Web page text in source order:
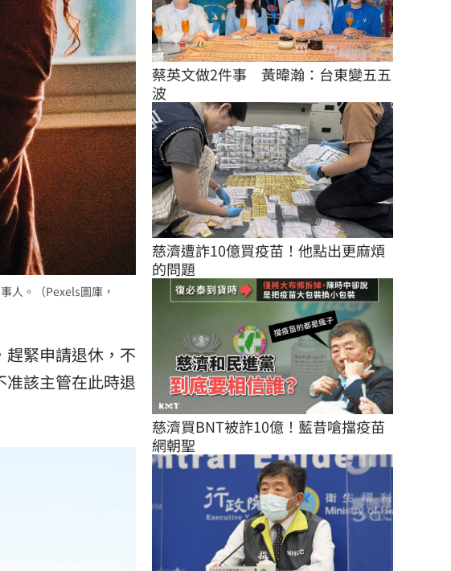
人。（Pexels圖庫，
緊申請退休，不
該主管在此時退
蔡英文做2件事　黃暐瀚：台東變五五
波
慈濟遭詐10億買疫苗！他點出更麻煩
的問題
慈濟買BNT被詐10億！藍昔嗆擋疫苗
網朝聖